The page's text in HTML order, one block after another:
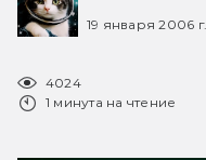
19 января 2006 г.
4024
1 минута на чтение